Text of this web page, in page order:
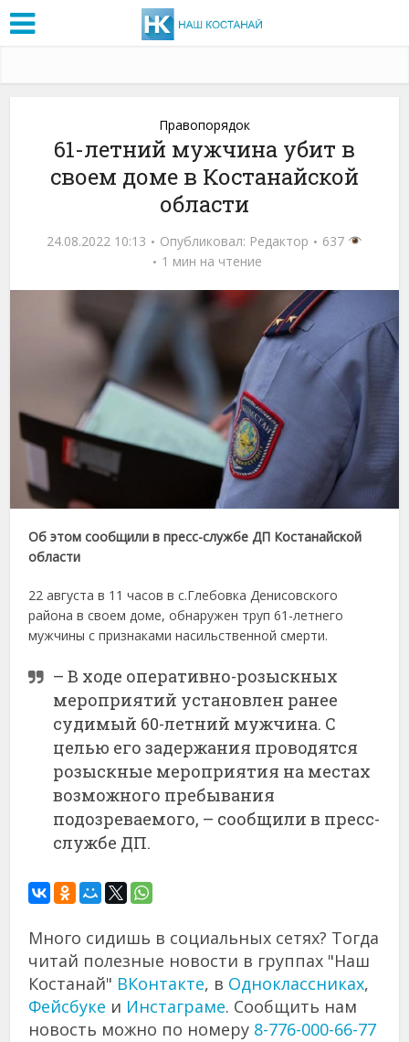
Правопорядок
61-летний мужчина убит в
своем доме в Костанайской
области
24.08.2022 10:13 Опубликовал: Редактор
637
1 мин на чтение
Об этом сообщили в пресс-службе ДП Костанайской
области
22 августа в 11 часов в с.Глебовка Денисовского
района в своем доме, обнаружен труп 61-летнего
мужчины с признаками насильственной смерти.
– В ходе оперативно-розыскных
мероприятий установлен ранее
судимый 60-летний мужчина. С
целью его задержания проводятся
розыскные мероприятия на местах
возможного пребывания
подозреваемого, – сообщили в пресс-
службе ДП.
Много сидишь в социальных сетях? Тогда
читай полезные новости в группах "Наш
Костанай" ВКонтакте, в Одноклассниках,
Фейсбуке и Инстаграме. Сообщить нам
новость можно по номеру 8-776-000-66-77